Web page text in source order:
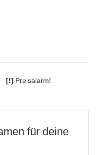
[!] Preisalarm!
für deine